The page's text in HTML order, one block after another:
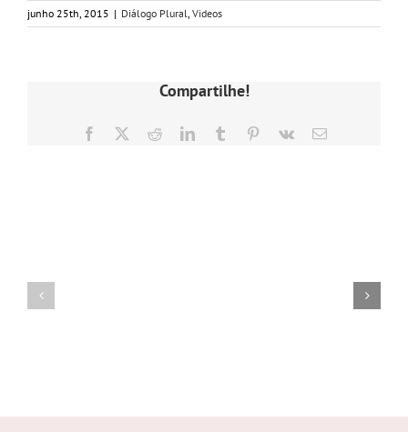
junho 25th, 2015 | Diálogo Plural, Videos
Compartilhe!
Facebook RedditLinkedInTumblr Pinterest
Vk
E-